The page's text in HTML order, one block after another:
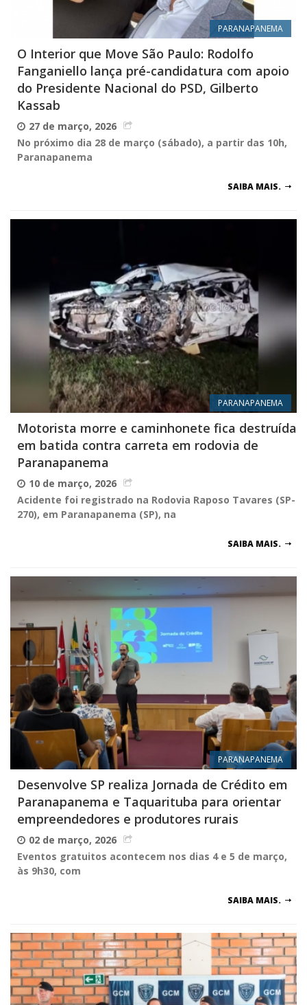
PARANAPANEMA
O Interior que Move São Paulo: Rodolfo
Fanganiello lança pré-candidatura com apoio
do Presidente Nacional do PSD, Gilberto
Kassab
27 de março, 2026
No próximo dia 28 de março (sábado), a partir das 10h,
Paranapanema
SAIBA MAIS.
PARANAPANEMA
Motorista morre e caminhonete fica destruída
em batida contra carreta em rodovia de
Paranapanema
10 de março, 2026
Acidente foi registrado na Rodovia Raposo Tavares (SP-
270), em Paranapanema (SP), na
SAIBA MAIS.
PARANAPANEMA
Desenvolve SP realiza Jornada de Crédito em
Paranapanema e Taquarituba para orientar
empreendedores e produtores rurais
02 de março, 2026
Eventos gratuitos acontecem nos dias 4 e 5 de março,
às 9h30, com
SAIBA MAIS.